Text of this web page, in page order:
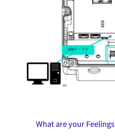
What are your Feelings